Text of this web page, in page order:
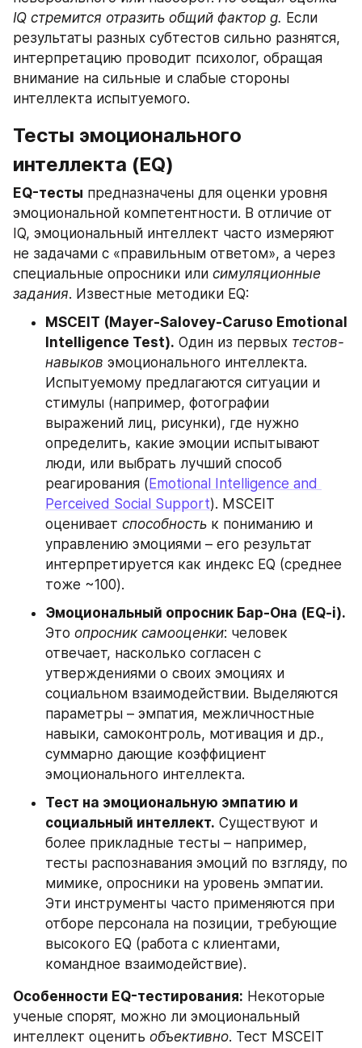
IQ стремится отразить общий фактор g. Если
результаты разных субтестов сильно разнятся,
интерпретацию проводит психолог, обращая
внимание на сильные и слабые стороны
интеллекта испытуемого.
Тесты эмоционального
интеллекта (EQ)
EQ-тесты предназначены для оценки уровня
эмоциональной компетентности. В отличие от
IQ, эмоциональный интеллект часто измеряют
не задачами с «правильным ответом», а через
специальные опросники или симуляционные
задания. Известные методики EQ:
MSCEIT (Mayer-Salovey-Caruso Emotional
Intelligence Test). Один из первых тестов-
навыков эмоционального интеллекта.
Испытуемому предлагаются ситуации и
стимулы (например, фотографии
выражений лиц, рисунки), где нужно
определить, какие эмоции испытывают
люди, или выбрать лучший способ
реагирования ( Emotional Intelligence and
Perceived Social Support). MSCEIT
оценивает способность к пониманию и
управлению эмоциями – его результат
интерпретируется как индекс EQ (среднее
тоже ~100).
Эмоциональный опросник Бар-Она (EQ-i).
Это опросник самооценки: человек
отвечает, насколько согласен с
утверждениями о своих эмоциях и
социальном взаимодействии. Выделяются
параметры – эмпатия, межличностные
навыки, самоконтроль, мотивация и др.,
суммарно дающие коэффициент
эмоционального интеллекта.
Тест на эмоциональную эмпатию и
социальный интеллект. Существуют и
более прикладные тесты – например,
тесты распознавания эмоций по взгляду, по
мимике, опросники на уровень эмпатии.
Эти инструменты часто применяются при
отборе персонала на позиции, требующие
высокого EQ (работа с клиентами,
командное взаимодействие).
Особенности EQ-тестирования: Некоторые
ученые спорят, можно ли эмоциональный
интеллект оценить объективно. Тест MSCEIT